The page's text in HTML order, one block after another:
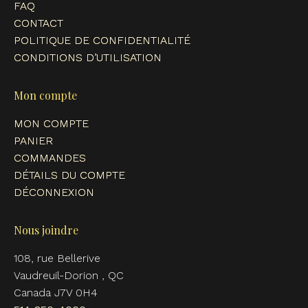
FAQ
CONTACT
POLITIQUE DE CONFIDENTIALITÉ
CONDITIONS D’UTILISATION
Mon compte
MON COMPTE
PANIER
COMMANDES
DÉTAILS DU COMPTE
DÉCONNEXION
Nous joindre
108, rue Bellerive
Vaudreuil-Dorion , QC
Canada J7V 0H4